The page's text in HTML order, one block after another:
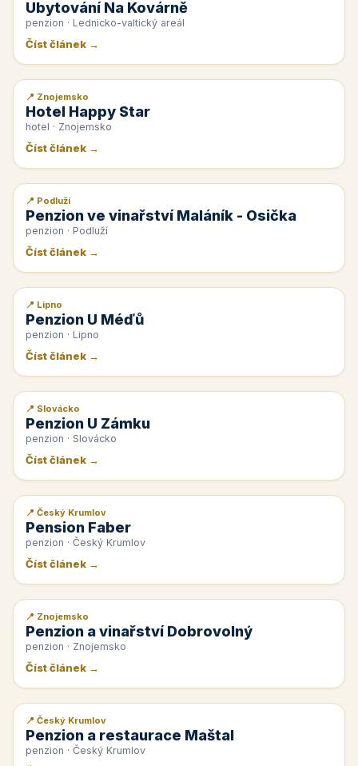
Ubytování Na Kovárně
penzion · Lednicko-valtický areál
Číst článek →
📰 PR článek
📍 Znojemsko
Hotel Happy Star
hotel · Znojemsko
Číst článek →
📰 PR článek
📍 Podluží
Penzion ve vinařství Maláník - Osička
penzion · Podluží
Číst článek →
📰 PR článek
📍 Lipno
Penzion U Méďů
penzion · Lipno
Číst článek →
📰 PR článek
📍 Slovácko
Penzion U Zámku
penzion · Slovácko
Číst článek →
📰 PR článek
📍 Český Krumlov
Pension Faber
penzion · Český Krumlov
Číst článek →
📰 PR článek
📍 Znojemsko
Penzion a vinařství Dobrovolný
penzion · Znojemsko
Číst článek →
📰 PR článek
📍 Český Krumlov
Penzion a restaurace Maštal
penzion · Český Krumlov